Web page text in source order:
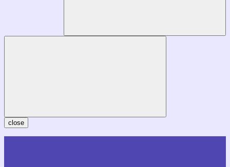
close